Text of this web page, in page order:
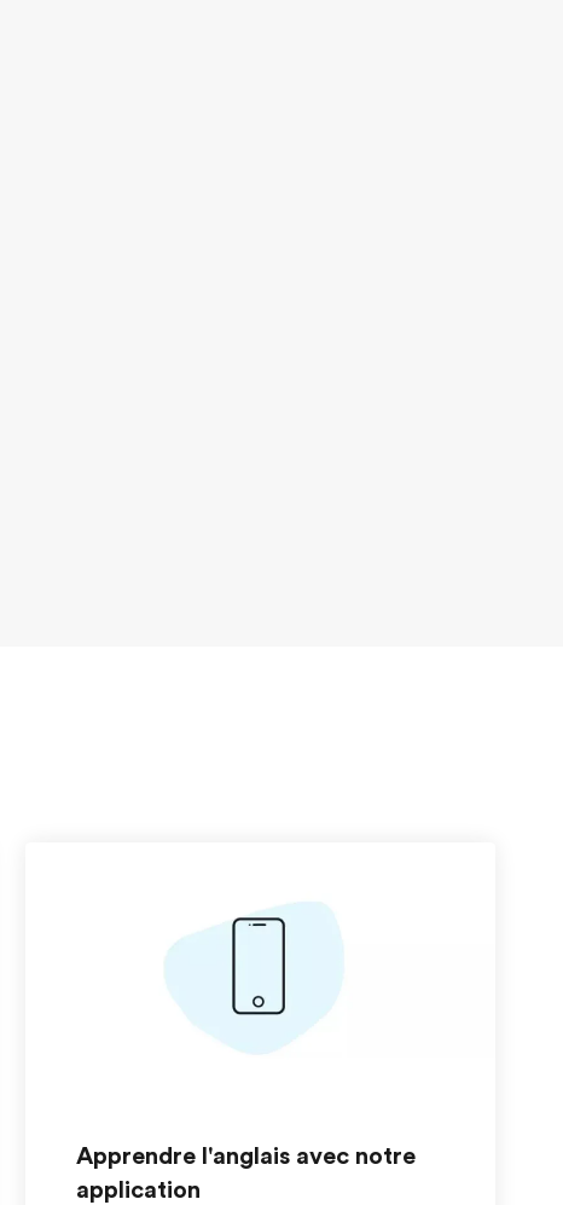
Apprendre l'anglais avec notre
application